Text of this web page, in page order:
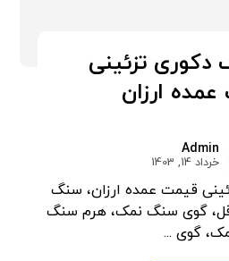
تزئینی
ارزان
Admin
خرداد 14, 1403
قیمت عمده ارزان، سنگ
گوی سنگ نمک، هرم سنگ
گوی ...